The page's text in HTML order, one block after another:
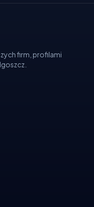
firm, profilami